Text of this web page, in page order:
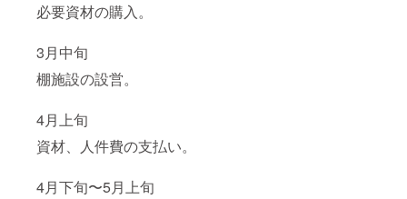
必要資材の購入。
3月中旬
棚施設の設営。
4月上旬
資材、人件費の支払い。
4月下旬〜5月上旬